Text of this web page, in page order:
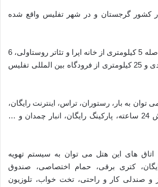
ستاره در کشور گرجستان و در شهر تفلیس واقع شده
هتل کلمبی دارای فاصله 5 کیلومتری از خانه اپرا و تئاتر روستاولی، 6
کیلومتری میدان آزادی و 25 کیلومتری از فرودگاه بین المللی تفلیس
توان به بار، رستوران، تراس، اینترنت رایگان،
خدمات ارزی، پذیرش 24 ساعته، پارکینگ رایگان، انبار چمدان و …
اتاق های این هتل می توان به سیستم تهویه
کتری برقی، حمام اختصاصی، صندوق
و صندلی کار و راحتی، تخت خواب، تلوزیون